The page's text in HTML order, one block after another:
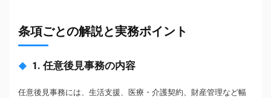
条項ごとの解説と実務ポイント
1. 任意後見事務の内容
任意後見事務には、生活支援、医療・介護契約、財産管理など幅